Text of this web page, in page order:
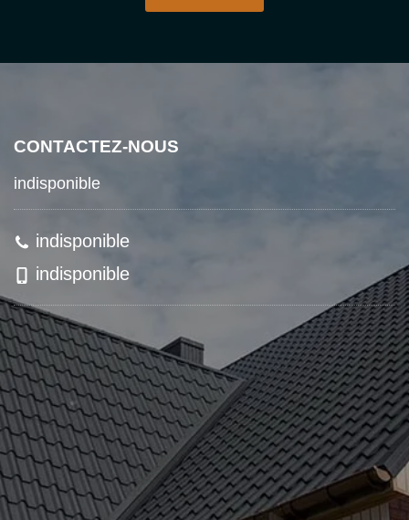
CONTACTEZ-NOUS
indisponible
indisponible
indisponible